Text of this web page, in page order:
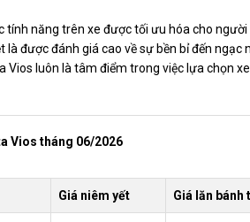
tính năng trên xe được tối ưu hóa cho người
là được đánh giá cao về sự bền bỉ đến ngạc
Vios luôn là tâm điểm trong việc lựa chọn
Vios tháng 06/2026
Giá niêm yết Giá lăn bánh